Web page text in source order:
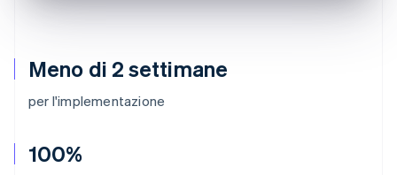
Meno di 2 settimane
per l'implementazione
100%